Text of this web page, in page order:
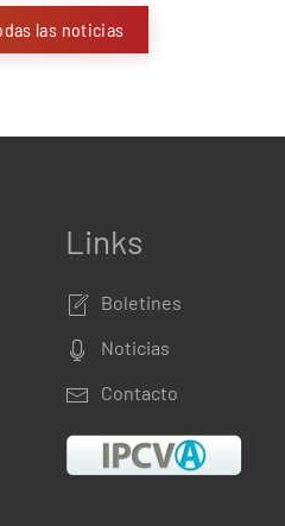
las noticias
Links
Boletines
Noticias
Contacto